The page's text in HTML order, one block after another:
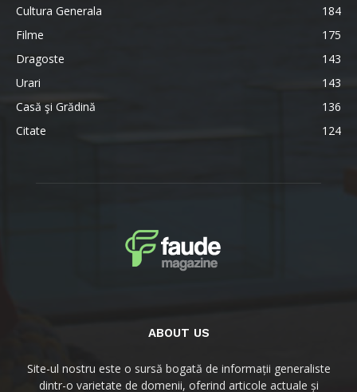
Cultura Generala
184
Filme
175
Dragoste
143
Urari
143
Casă şi Grădină
136
Citate
124
ABOUT US
Site-ul nostru este o sursă bogată de informații generaliste
dintr-o varietate de domenii, oferind articole actuale și